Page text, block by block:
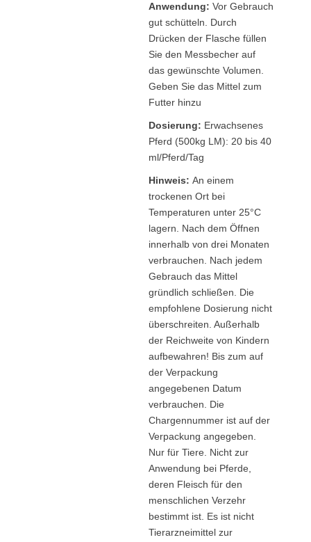
Anwendung: Vor Gebrauch
gut schütteln. Durch
Drücken der Flasche füllen
Sie den Messbecher auf
das gewünschte Volumen.
Geben Sie das Mittel zum
Futter hinzu
Dosierung: Erwachsenes
Pferd (500kg LM): 20 bis 40
ml/Pferd/Tag
Hinweis: An einem
trockenen Ort bei
Temperaturen unter 25°C
lagern. Nach dem Öffnen
innerhalb von drei Monaten
verbrauchen. Nach jedem
Gebrauch das Mittel
gründlich schließen. Die
empfohlene Dosierung nicht
überschreiten. Außerhalb
der Reichweite von Kindern
aufbewahren! Bis zum auf
der Verpackung
angegebenen Datum
verbrauchen. Die
Chargennummer ist auf der
Verpackung angegeben.
Nur für Tiere. Nicht zur
Anwendung bei Pferde,
deren Fleisch für den
menschlichen Verzehr
bestimmt ist. Es ist nicht
Tierarzneimittel zur